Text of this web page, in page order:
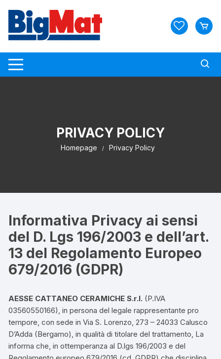
contenuto
PRIVACY POLICY
Homepage Privacy Policy
Informativa Privacy ai sensi
del D. Lgs 196/2003 e dell’art.
13 del Regolamento Europeo
679/2016 (GDPR)
AESSE CATTANEO CERAMICHE S.r.l. (P.IVA
03560550166), in persona del legale rappresentante pro
tempore, con sede in Via S. Lorenzo, 273 – 24033 Calusco
D’Adda (Bergamo), in qualità di titolare del trattamento, La
informa che, in ottemperanza al D.lgs 196/2003 e del